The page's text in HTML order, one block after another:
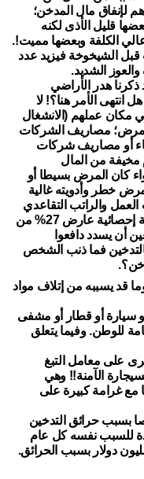
لإنفاق مال المدخن؛
قليل الأذى لكنه
الكلفة وبعضها مميت!.
الشيخوخة فيزيد عدد
والعوز الشديد.
ذكرنا هدر الأراضي
انتهى الأمر هنا؟! لا
مكان عملهم (الانشغال
مصاريف الشركات
أو مصاريف شركات
مخيفة من المال
كان المرض بسيطا أو
خطر وأدويته غالية
والراتب التقاعدي
لعائلة العامل المتوفى. في دراسة بريطانية إحصائية عارض 27% من
البالغين أن يسدد دافعوا
فما ذنب الشخص
قد يسببه من إتلاف مواد
سيارة أو قطار أو مشفى
للوطن. وفيما يتعلق
على معامل التبغ
2004 استعمال السيجارة الآمنة!! وهي
مع غرامة كبيرة على
وحدها يموت سنويا 900 شخصا بسبب حرائق التدخين
الشدة للسبب نفسه كل عام